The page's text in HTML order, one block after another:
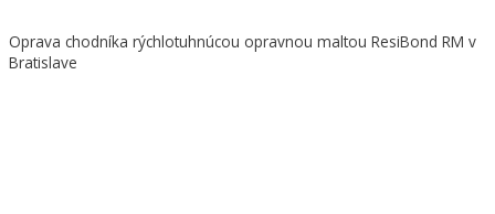
Oprava chodníka rýchlotuhnúcou opravnou maltou ResiBond RM v
Bratislave